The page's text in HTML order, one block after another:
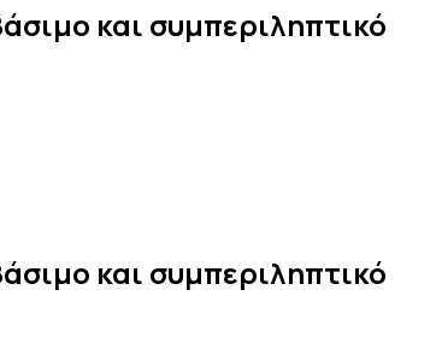
και συμπεριληπτικό
και συμπεριληπτικό